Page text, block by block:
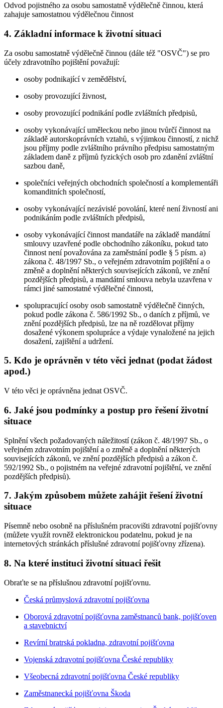
Odvod pojistného za osobu samostatně výdělečně činnou, která
zahajuje samostatnou výdělečnou činnost
4. Základní informace k životní situaci
Za osobu samostatně výdělečně činnou (dále též "OSVČ") se pro
účely zdravotního pojištění považují:
osoby podnikající v zemědělství,
osoby provozující živnost,
osoby provozující podnikání podle zvláštních předpisů,
osoby vykonávající uměleckou nebo jinou tvůrčí činnost na
základě autorskoprávních vztahů, s výjimkou činností, z nichž
jsou příjmy podle zvláštního právního předpisu samostatným
základem daně z příjmů fyzických osob pro zdanění zvláštní
sazbou daně,
společníci veřejných obchodních společností a komplementáři
komanditních společností,
osoby vykonávající nezávislé povolání, které není živností ani
podnikáním podle zvláštních předpisů,
osoby vykonávající činnost mandatáře na základě mandátní
smlouvy uzavřené podle obchodního zákoníku, pokud tato
činnost není považována za zaměstnání podle § 5 písm. a)
zákona č. 48/1997 Sb., o veřejném zdravotním pojištění a o
změně a doplnění některých souvisejících zákonů, ve znění
pozdějších předpisů, a mandátní smlouva nebyla uzavřena v
rámci jiné samostatné výdělečné činnosti,
spolupracující osoby osob samostatně výdělečně činných,
pokud podle zákona č. 586/1992 Sb., o daních z příjmů, ve
znění pozdějších předpisů, lze na ně rozdělovat příjmy
dosažené výkonem spolupráce a výdaje vynaložené na jejich
dosažení, zajištění a udržení.
5. Kdo je oprávněn v této věci jednat (podat žádost
apod.)
V této věci je oprávněna jednat OSVČ.
6. Jaké jsou podmínky a postup pro řešení životní
situace
Splnění všech požadovaných náležitostí (zákon č. 48/1997 Sb., o
veřejném zdravotním pojištění a o změně a doplnění některých
souvisejících zákonů, ve znění pozdějších předpisů a zákon č.
592/1992 Sb., o pojistném na veřejné zdravotní pojištění, ve znění
pozdějších předpisů).
7. Jakým způsobem můžete zahájit řešení životní
situace
Písemně nebo osobně na příslušném pracovišti zdravotní pojišťovny
(můžete využít rovněž elektronickou podatelnu, pokud je na
internetových stránkách příslušné zdravotní pojišťovny zřízena).
8. Na které instituci životní situaci řešit
Obraťte se na příslušnou zdravotní pojišťovnu.
Česká průmyslová zdravotní pojišťovna
Oborová zdravotní pojišťovna zaměstnanců bank, pojišťoven
a stavebnictví
Revírní bratrská pokladna, zdravotní pojišťovna
Vojenská zdravotní pojišťovna České republiky
Všeobecná zdravotní pojišťovna České republiky
Zaměstnanecká pojišťovna Škoda